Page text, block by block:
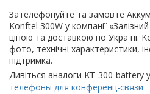
Зателефонуйте та замовте
Konftel 300W у компанії
ціною та доставкою по Україні.
фото, технічні характеристики,
підтримка.
Дивіться аналоги KT-300-battery у
телефоны для конференц-связи